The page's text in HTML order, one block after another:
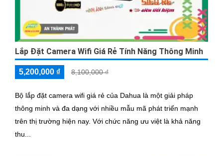
Lắp Đặt Camera Wifi Giá Rẻ Tính Năng Thông Minh
5,200,000 ₫ 8,100,000 ₫
Bộ lắp đặt camera wifi giá rẻ của Dahua là một giải pháp
thông minh và đa dạng với nhiều mẫu mã phát triển mạnh
trên thị trường hiện nay. Với chức năng ưu việt là khả năng
thu...